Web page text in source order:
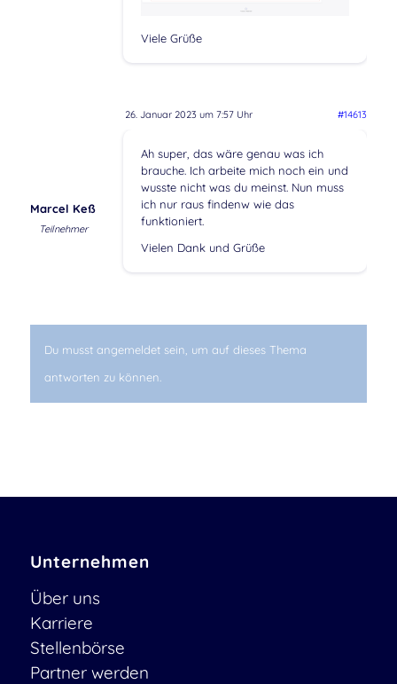
Viele Grüße
26. Januar 2023 um 7:57 Uhr #14613
Marcel Keß
Teilnehmer
Ah super, das wäre genau was ich
brauche. Ich arbeite mich noch ein und
wusste nicht was du meinst. Nun muss
ich nur raus findenw wie das
funktioniert.
Vielen Dank und Grüße
Du musst angemeldet sein, um auf dieses Thema
antworten zu können.
Unternehmen
Über uns
Karriere
Stellenbörse
Partner werden